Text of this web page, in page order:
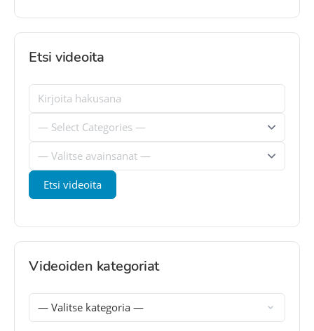
Etsi videoita
Videoiden kategoriat